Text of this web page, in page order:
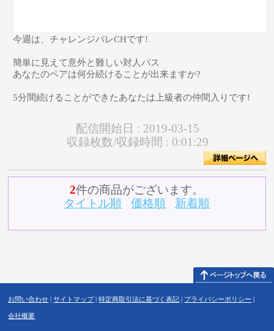
今週は、チャレンジバレCHです!
簡単に見えて意外と難しい対人パス
あなたのペアは何分続けることが出来ますか?
5分間続けることができたあなたは上級者の仲間入りです!
配信開始日 : 2019-03-15
収録枚数/収録時間 : 0:01:29
2件の商品がございます。
タイトル順
価格順 新着順
お問い合わせ |サイトマップ|特定商取引法に基づく表記 | プライバシーポリシー |
会社概要